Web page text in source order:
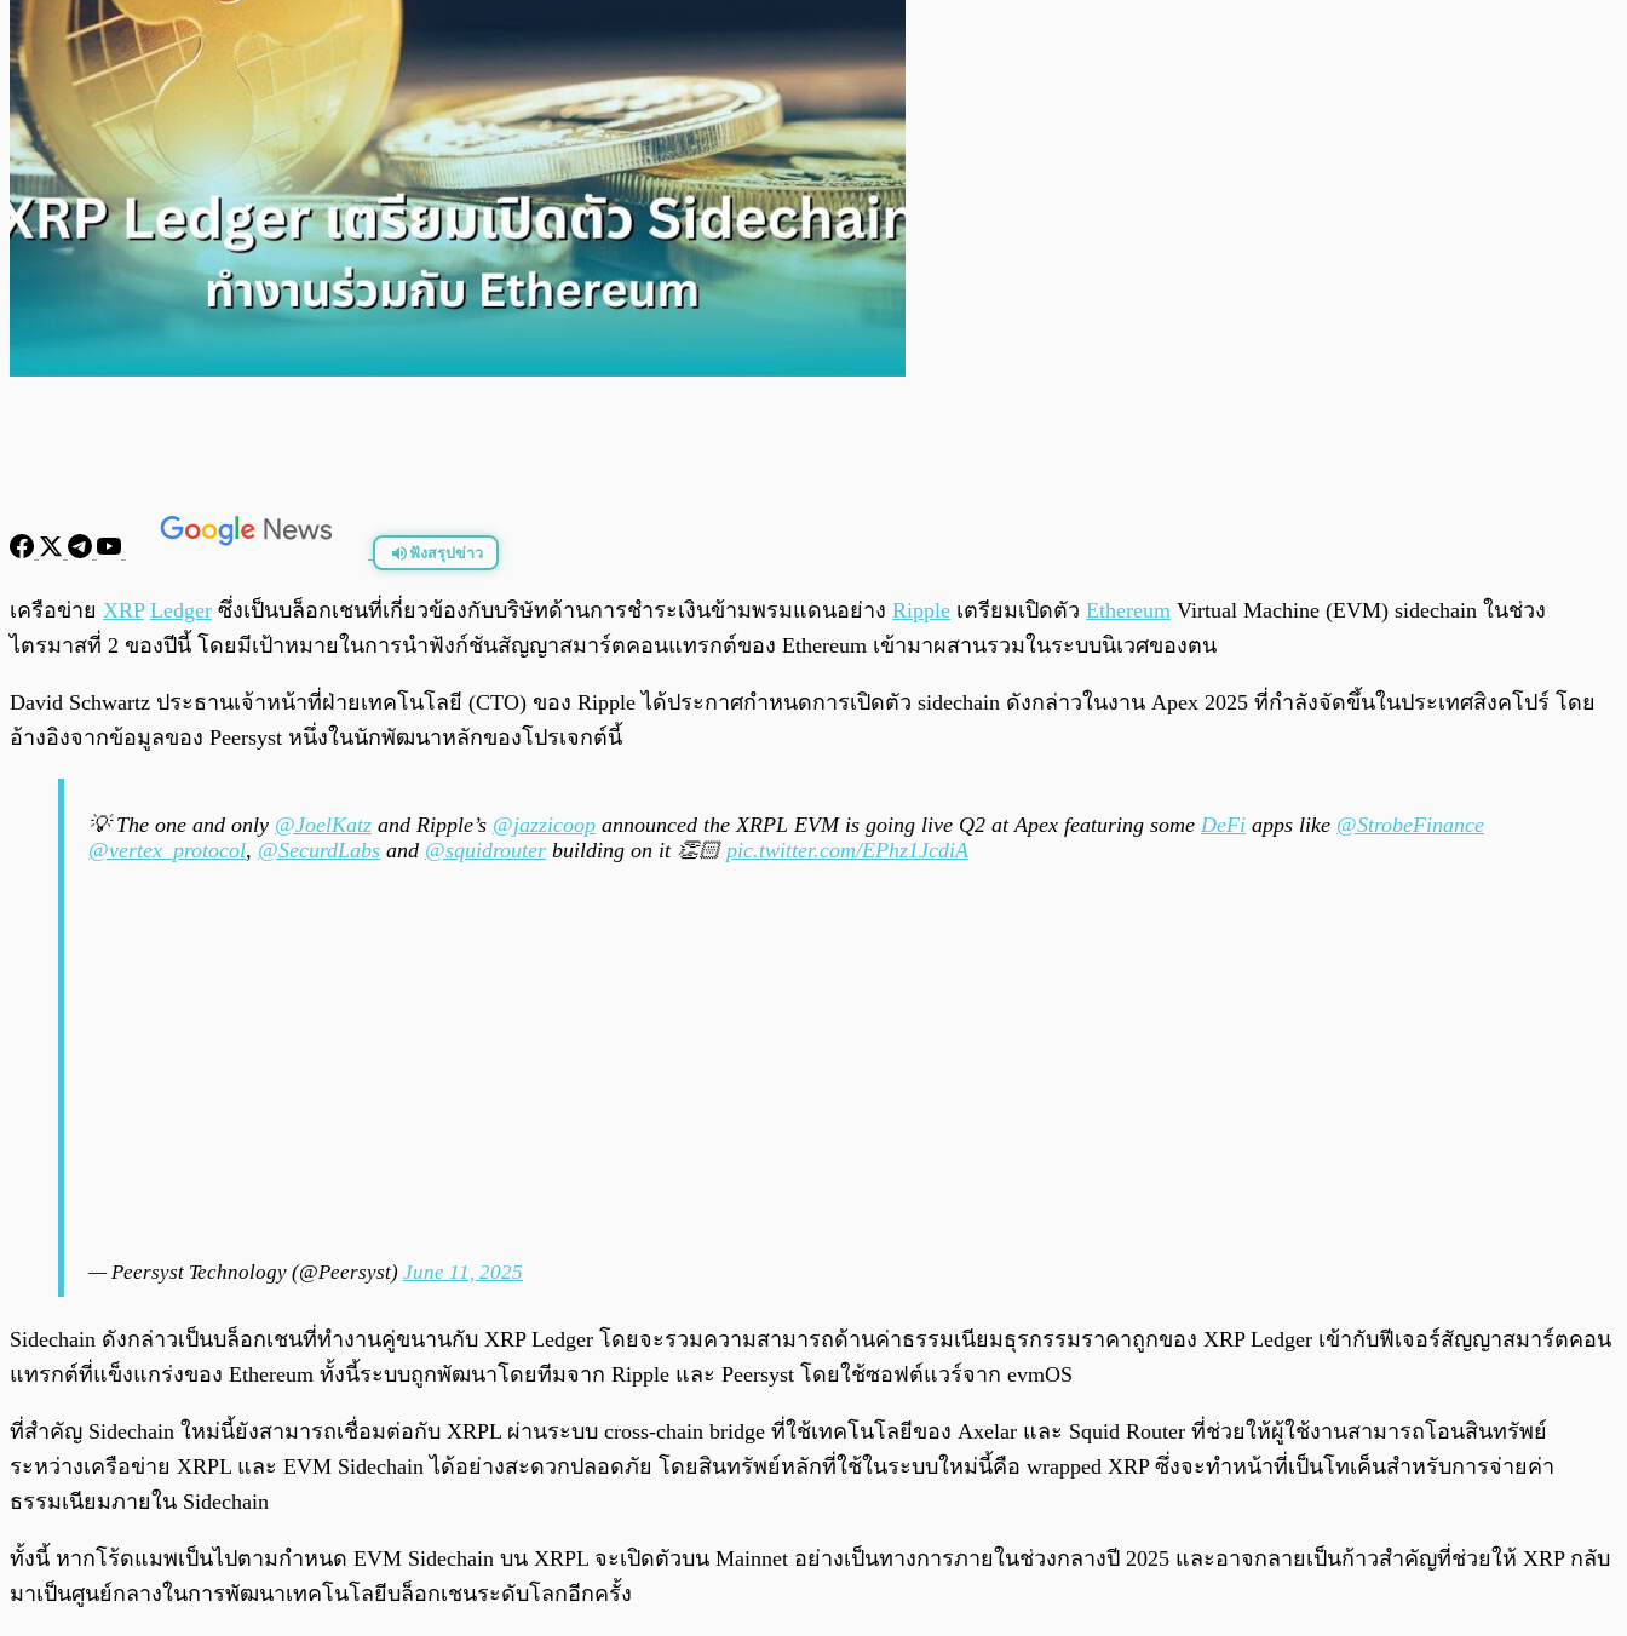
ฟังสรุปข่าว
พร้อมเล่น 0:00 / 0:00
เครือข่าย XRP Ledger ซึ่งเป็นบล็อกเชนที่เกี่ยวข้องกับบริษัทด้านการชำระเงินข้ามพรมแดนอย่าง Ripple เตรียมเปิดตัว Ethereum Virtual Machine (EVM) sidechain ในช่วง
ไตรมาสที่ 2 ของปีนี้ โดยมีเป้าหมายในการนำฟังก์ชันสัญญาสมาร์ตคอนแทรกต์ของ Ethereum เข้ามาผสานรวมในระบบนิเวศของตน
David Schwartz ประธานเจ้าหน้าที่ฝ่ายเทคโนโลยี (CTO) ของ Ripple ได้ประกาศกำหนดการเปิดตัว sidechain ดังกล่าวในงาน Apex 2025 ที่กำลังจัดขึ้นในประเทศสิงคโปร์ โดย
อ้างอิงจากข้อมูลของ Peersyst หนึ่งในนักพัฒนาหลักของโปรเจกต์นี้
💡 The one and only @JoelKatz and Ripple’s @jazzicoop announced the XRPL EVM is going live Q2 at Apex featuring some DeFi apps like @StrobeFinance
@vertex_protocol, @SecurdLabs and @squidrouter building on it 👏🏻 pic.twitter.com/EPhz1JcdiA
— Peersyst Technology (@Peersyst) June 11, 2025
Sidechain ดังกล่าวเป็นบล็อกเชนที่ทำงานคู่ขนานกับ XRP Ledger โดยจะรวมความสามารถด้านค่าธรรมเนียมธุรกรรมราคาถูกของ XRP Ledger เข้ากับฟีเจอร์สัญญาสมาร์ตคอน
แทรกต์ที่แข็งแกร่งของ Ethereum ทั้งนี้ระบบถูกพัฒนาโดยทีมจาก Ripple และ Peersyst โดยใช้ซอฟต์แวร์จาก evmOS
ที่สำคัญ Sidechain ใหม่นี้ยังสามารถเชื่อมต่อกับ XRPL ผ่านระบบ cross-chain bridge ที่ใช้เทคโนโลยีของ Axelar และ Squid Router ที่ช่วยให้ผู้ใช้งานสามารถโอนสินทรัพย์
ระหว่างเครือข่าย XRPL และ EVM Sidechain ได้อย่างสะดวกปลอดภัย โดยสินทรัพย์หลักที่ใช้ในระบบใหม่นี้คือ wrapped XRP ซึ่งจะทำหน้าที่เป็นโทเค็นสำหรับการจ่ายค่า
ธรรมเนียมภายใน Sidechain
ทั้งนี้ หากโร้ดแมพเป็นไปตามกำหนด EVM Sidechain บน XRPL จะเปิดตัวบน Mainnet อย่างเป็นทางการภายในช่วงกลางปี 2025 และอาจกลายเป็นก้าวสำคัญที่ช่วยให้ XRP กลับ
มาเป็นศูนย์กลางในการพัฒนาเทคโนโลยีบล็อกเชนระดับโลกอีกครั้ง